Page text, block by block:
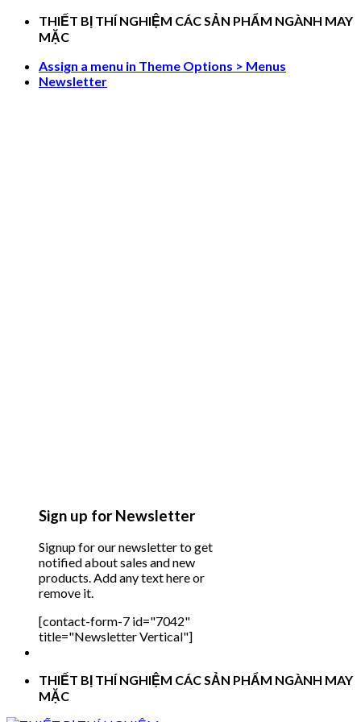
Skip
THIẾT BỊ THÍ NGHIỆM CÁC SẢN PHẨM NGÀNH MAY
MẶC
Assign a menu in Theme Options > Menus
Newsletter
Sign up for Newsletter
Signup for our newsletter to get
notified about sales and new
products. Add any text here or
remove it.
[contact-form-7 id="7042"
title="Newsletter Vertical"]
THIẾT BỊ THÍ NGHIỆM CÁC SẢN PHẨM NGÀNH MAY
MẶC